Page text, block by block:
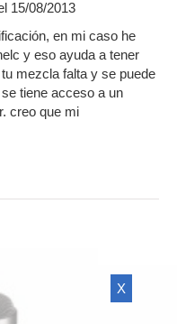
15/08/2013
en mi caso he
y eso ayuda a tener
mezcla falta y se puede
tiene acceso a un
creo que mi
X